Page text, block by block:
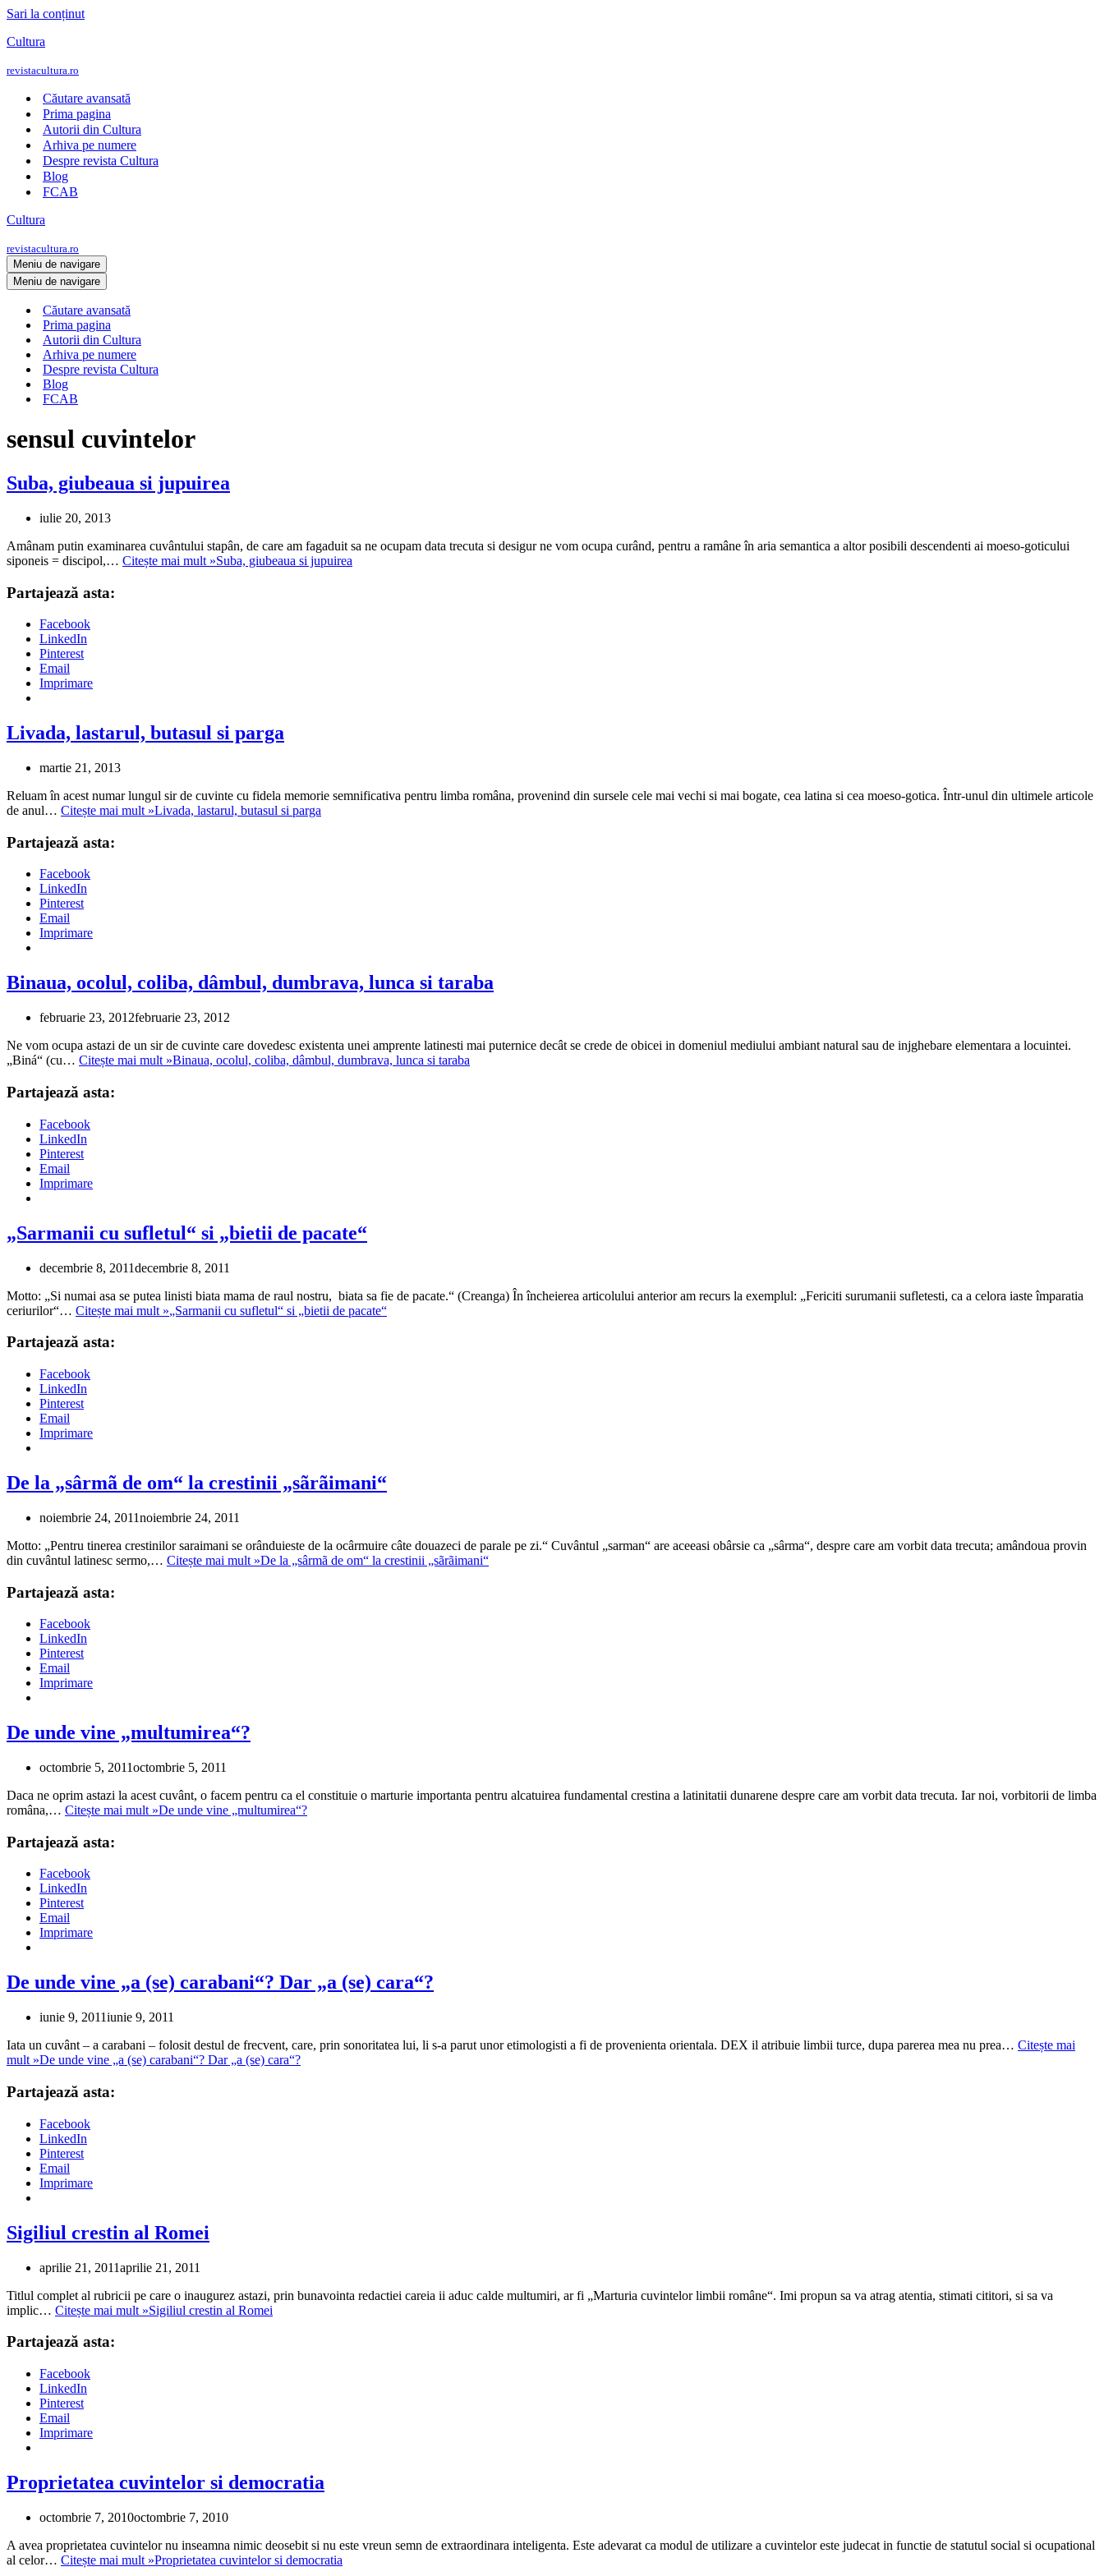
Sari la conținut
Cultura
revistacultura.ro
Căutare avansată
Prima pagina
Autorii din Cultura
Arhiva pe numere
Despre revista Cultura
Blog
FCAB
Cultura
revistacultura.ro
Meniu de navigare
Meniu de navigare
Căutare avansată
Prima pagina
Autorii din Cultura
Arhiva pe numere
Despre revista Cultura
Blog
FCAB
sensul cuvintelor
Suba, giubeaua si jupuirea
iulie 20, 2013
Amânam putin examinarea cuvântului stapân, de care am fagaduit sa ne ocupam data trecuta si desigur ne vom ocupa curând, pentru a ramâne în aria semantica a altor posibili descendenti ai moeso-goticului
siponeis = discipol,… Citește mai mult »Suba, giubeaua si jupuirea
Partajează asta:
Facebook
LinkedIn
Pinterest
Email
Imprimare
Livada, lastarul, butasul si parga
martie 21, 2013
Reluam în acest numar lungul sir de cuvinte cu fidela memorie semnificativa pentru limba româna, provenind din sursele cele mai vechi si mai bogate, cea latina si cea moeso-gotica. Într-unul din ultimele articole
de anul… Citește mai mult »Livada, lastarul, butasul si parga
Partajează asta:
Facebook
LinkedIn
Pinterest
Email
Imprimare
Binaua, ocolul, coliba, dâmbul, dumbrava, lunca si taraba
februarie 23, 2012februarie 23, 2012
Ne vom ocupa astazi de un sir de cuvinte care dovedesc existenta unei amprente latinesti mai puternice decât se crede de obicei in domeniul mediului ambiant natural sau de injghebare elementara a locuintei.
„Biná“ (cu… Citește mai mult »Binaua, ocolul, coliba, dâmbul, dumbrava, lunca si taraba
Partajează asta:
Facebook
LinkedIn
Pinterest
Email
Imprimare
„Sarmanii cu sufletul“ si „bietii de pacate“
decembrie 8, 2011decembrie 8, 2011
Motto: „Si numai asa se putea linisti biata mama de raul nostru, biata sa fie de pacate.“ (Creanga) În încheierea articolului anterior am recurs la exemplul: „Fericiti surumanii sufletesti, ca a celora iaste împaratia
ceriurilor“… Citește mai mult »„Sarmanii cu sufletul“ si „bietii de pacate“
Partajează asta:
Facebook
LinkedIn
Pinterest
Email
Imprimare
De la „sârmã de om“ la crestinii „sãrãimani“
noiembrie 24, 2011noiembrie 24, 2011
Motto: „Pentru tinerea crestinilor saraimani se orânduieste de la ocârmuire câte douazeci de parale pe zi.“ Cuvântul „sarman“ are aceeasi obârsie ca „sârma“, despre care am vorbit data trecuta; amândoua provin
din cuvântul latinesc sermo,… Citește mai mult »De la „sârmã de om“ la crestinii „sãrãimani“
Partajează asta:
Facebook
LinkedIn
Pinterest
Email
Imprimare
De unde vine „multumirea“?
octombrie 5, 2011octombrie 5, 2011
Daca ne oprim astazi la acest cuvânt, o facem pentru ca el constituie o marturie importanta pentru alcatuirea fundamental crestina a latinitatii dunarene despre care am vorbit data trecuta. Iar noi, vorbitorii de limba
româna,… Citește mai mult »De unde vine „multumirea“?
Partajează asta:
Facebook
LinkedIn
Pinterest
Email
Imprimare
De unde vine „a (se) carabani“? Dar „a (se) cara“?
iunie 9, 2011iunie 9, 2011
Iata un cuvânt – a carabani – folosit destul de frecvent, care, prin sonoritatea lui, li s-a parut unor etimologisti a fi de provenienta orientala. DEX il atribuie limbii turce, dupa parerea mea nu prea… Citește mai
mult »De unde vine „a (se) carabani“? Dar „a (se) cara“?
Partajează asta:
Facebook
LinkedIn
Pinterest
Email
Imprimare
Sigiliul crestin al Romei
aprilie 21, 2011aprilie 21, 2011
Titlul complet al rubricii pe care o inaugurez astazi, prin bunavointa redactiei careia ii aduc calde multumiri, ar fi „Marturia cuvintelor limbii române“. Imi propun sa va atrag atentia, stimati cititori, si sa va
implic… Citește mai mult »Sigiliul crestin al Romei
Partajează asta:
Facebook
LinkedIn
Pinterest
Email
Imprimare
Proprietatea cuvintelor si democratia
octombrie 7, 2010octombrie 7, 2010
A avea proprietatea cuvintelor nu inseamna nimic deosebit si nu este vreun semn de extraordinara inteligenta. Este adevarat ca modul de utilizare a cuvintelor este judecat in functie de statutul social si ocupational
al celor… Citește mai mult »Proprietatea cuvintelor si democratia